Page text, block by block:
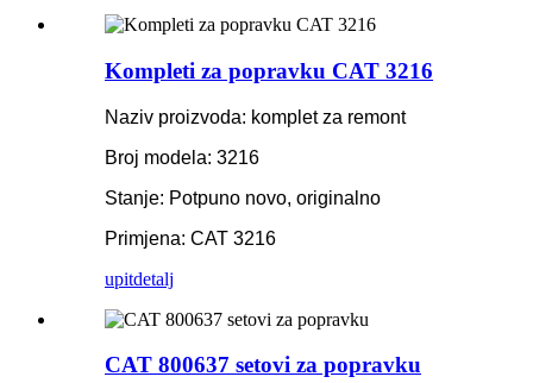
Kompleti za popravku CAT 3216
Naziv proizvoda: komplet za remont
Broj modela: 3216
Stanje: Potpuno novo, originalno
Primjena: CAT 3216
upitdetalj
CAT 800637 setovi za popravku